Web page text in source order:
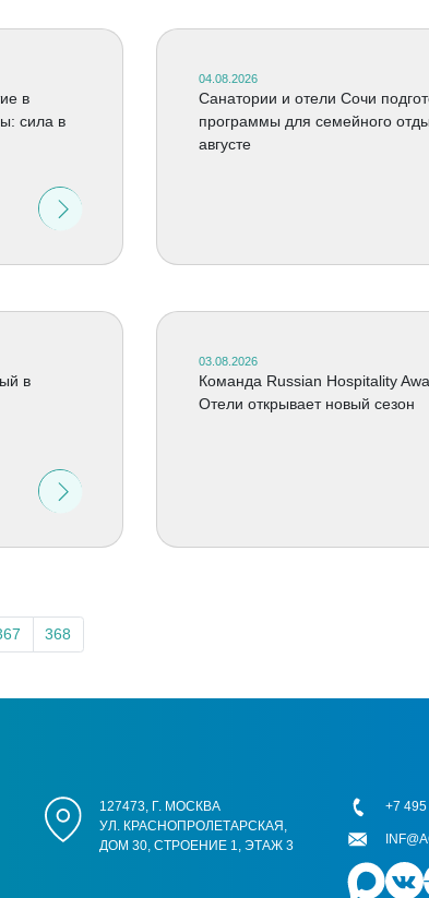
в
сила в
04.08.2026
Санатории и отели Сочи
программы для семейного
августе
в
03.08.2026
Команда Russian Hospitality
Отели открывает новый сезон
368
127473, Г. МОСКВА
УЛ. КРАСНОПРОЛЕТАРСКАЯ,
ДОМ 30, СТРОЕНИЕ 1, ЭТАЖ 3
+7